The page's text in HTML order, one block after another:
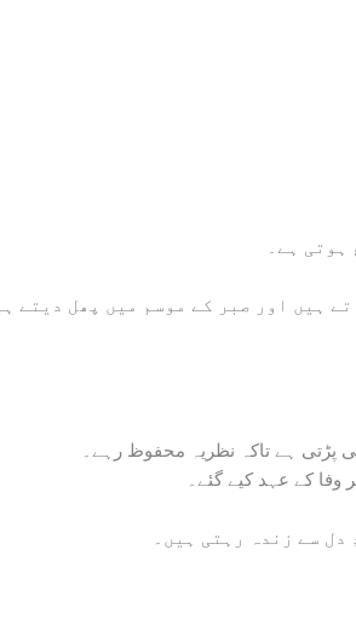
ہے۔
ہیں اور صبر کے موسم میں پھل دیتے
ہے تاکہ نظریہ محفوظ رہے۔
کے عہد کیے گئے۔
سے زندہ رہتی ہیں۔